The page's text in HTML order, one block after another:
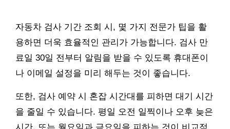
자동차 검사 기간 조회 시, 몇 가지 전문가 팁을 활
용하면 더욱 효율적인 관리가 가능합니다. 검사 만
료일 30일 전부터 알림을 받을 수 있도록 휴대폰이
나 이메일 설정을 미리 해두는 것이 좋습니다.
또한, 검사 예약 시 혼잡 시간대를 피하면 대기 시간
을 줄일 수 있습니다. 평일 오전 일찍이나 오후 늦은